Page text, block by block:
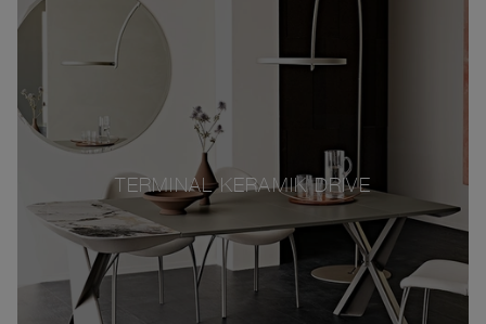
TERMINAL KERAMIK DRIVE